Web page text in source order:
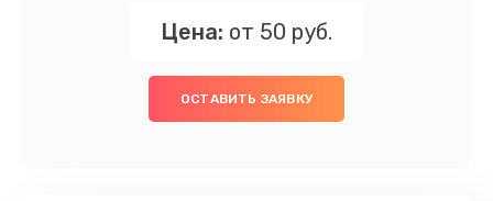
Цена: от 50 руб.
ОСТАВИТЬ ЗАЯВКУ